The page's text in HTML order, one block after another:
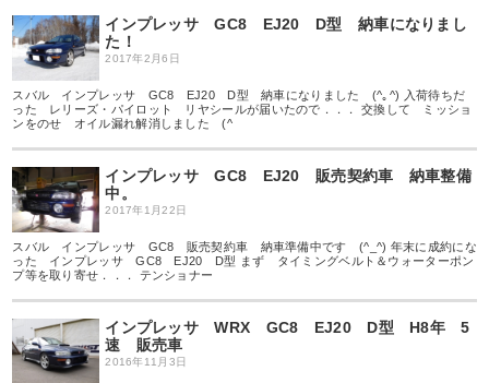
インプレッサ GC8 EJ20 D型 納車になりまし
た！
2017年2月6日
スバル インプレッサ GC8 EJ20 D型 納車になりました (^｡^) 入荷待ちだ
った レリーズ・パイロット リヤシールが届いたので．．． 交換して ミッショ
ンをのせ オイル漏れ解消しました (^
インプレッサ GC8 EJ20 販売契約車 納車整備
中。
2017年1月22日
スバル インプレッサ GC8 販売契約車 納車準備中です (^_^) 年末に成約にな
った インプレッサ GC8 EJ20 D型 まず タイミングベルト＆ウォーターポン
プ等を取り寄せ．．． テンショナー
インプレッサ WRX GC8 EJ20 D型 H8年 5
速 販売車
2016年11月3日